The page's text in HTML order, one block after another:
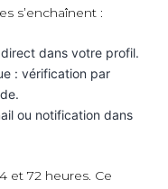
s’enchaînent :
dans votre profil.
: vérification par
ou notification dans
et 72 heures. Ce